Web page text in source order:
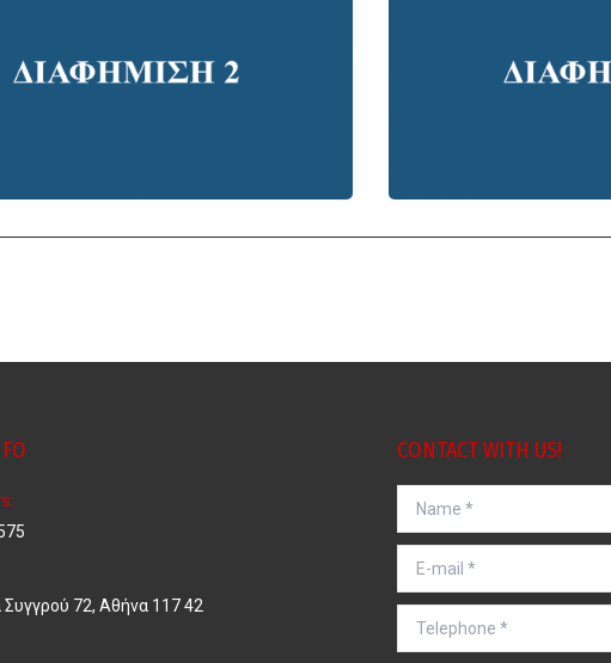
72, Αθήνα 117 42
CONTACT WITH US!
Name *
E-mail *
Telephone *